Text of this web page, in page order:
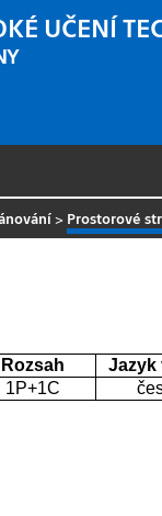
UČENÍ
> Prostorové
Rozsah
Jazyk
1P+1C